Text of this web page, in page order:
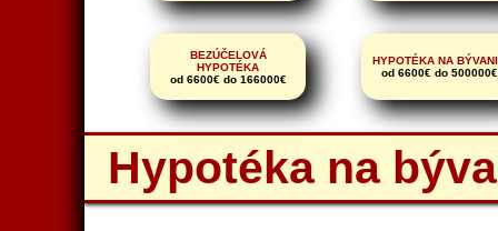
BEZÚČELOVÁ
HYPOTÉKA
od 6600€ do 166000€
HYPOTÉKA NA
od 6600€ do 500000€
Hypotéka na